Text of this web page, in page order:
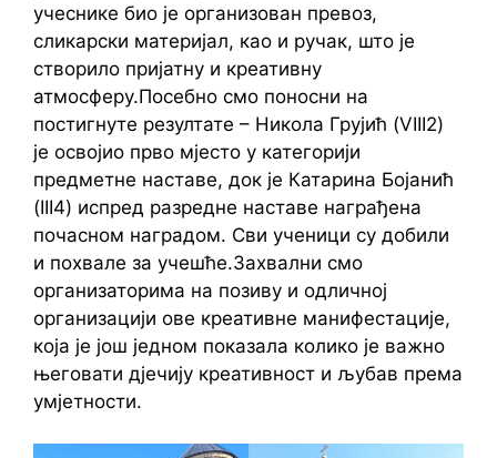
учеснике био је организован превоз,
сликарски материјал, као и ручак, што је
створило пријатну и креативну
атмосферу.Посебно смо поносни на
постигнуте резултате – Никола Грујић (VIII2)
је освојио прво мјесто у категорији
предметне наставе, док је Катарина Бојанић
(III4) испред разредне наставе награђена
почасном наградом. Сви ученици су добили
и похвале за учешће.Захвални смо
организаторима на позиву и одличној
организацији ове креативне манифестације,
која је још једном показала колико је важно
његовати дјечију креативност и љубав према
умјетности.